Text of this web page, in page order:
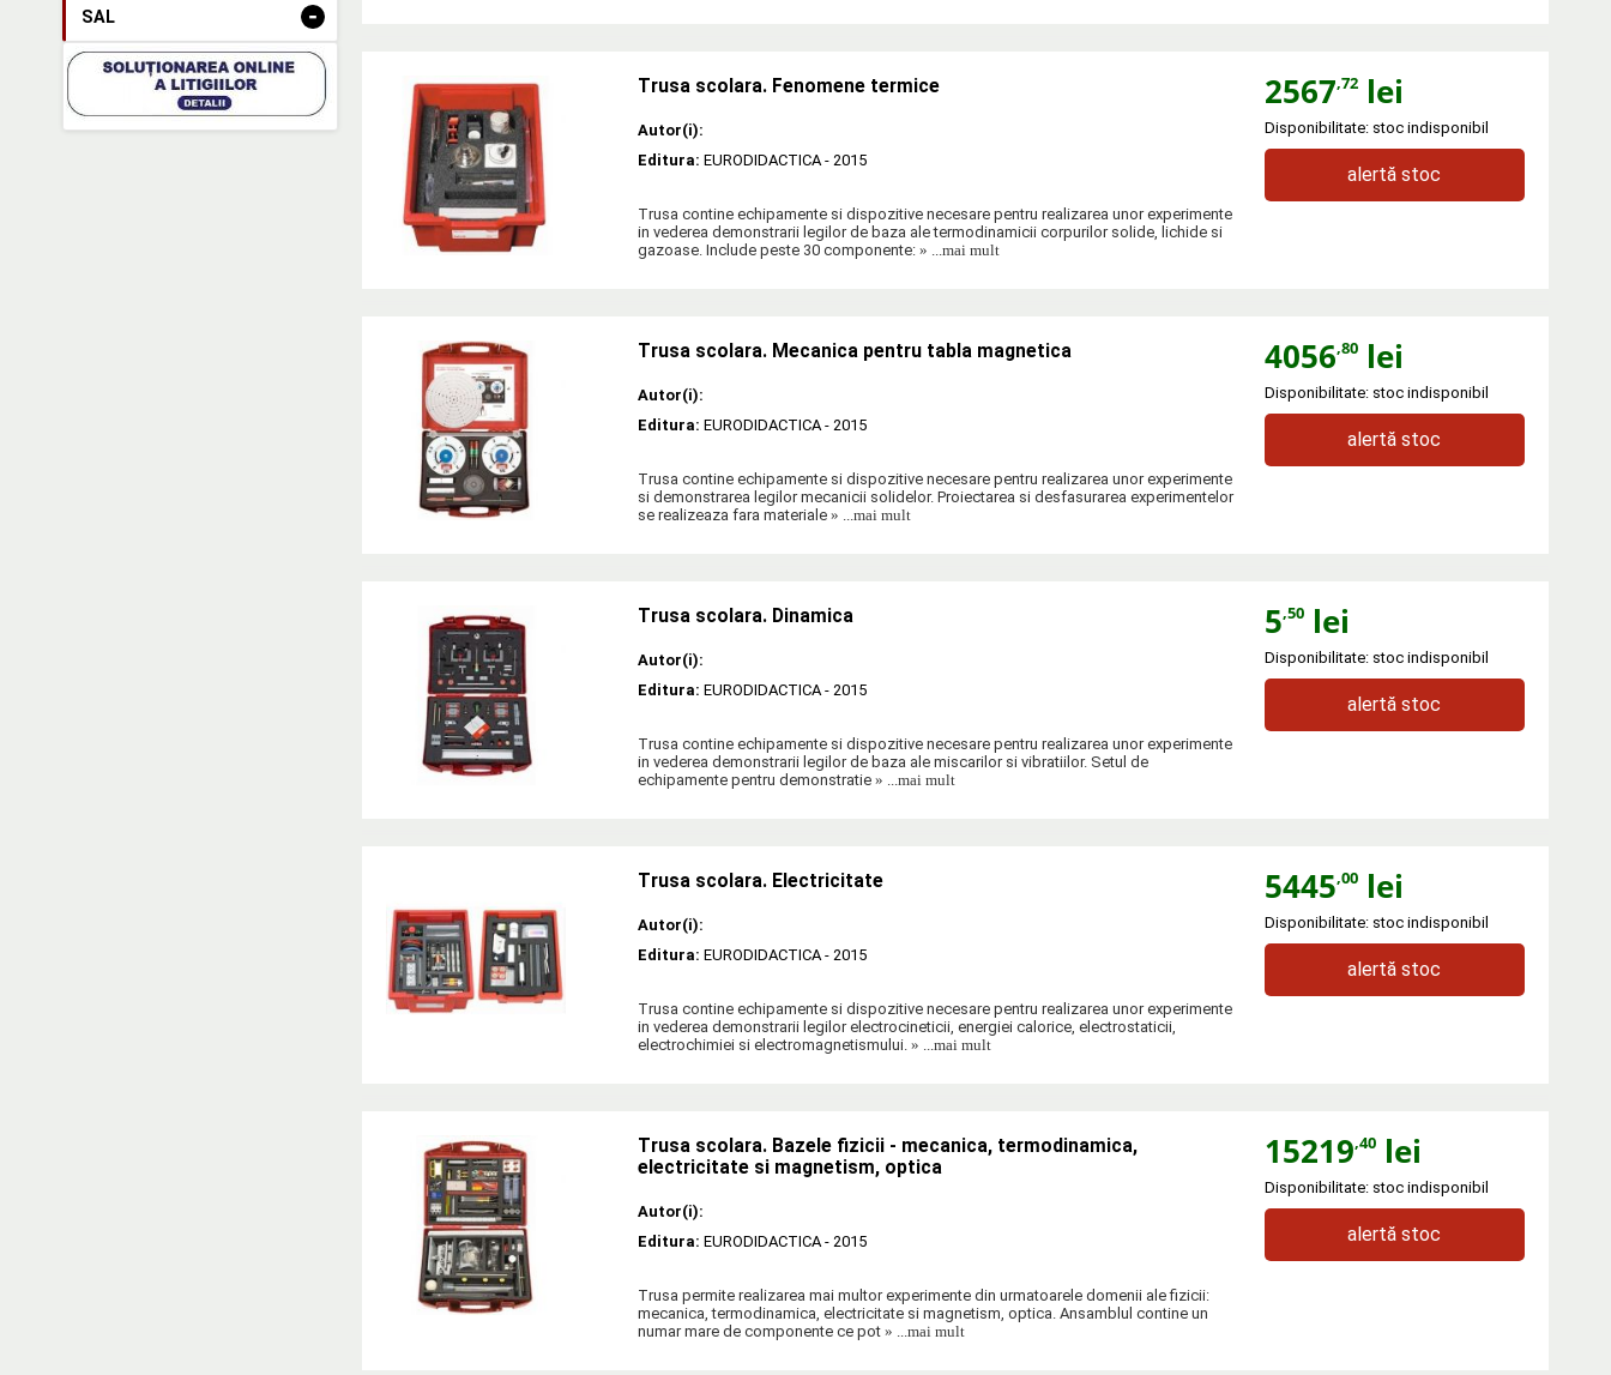
SAL -
Trusa scolara. Fenomene termice
Autor(i):
Editura: EURODIDACTICA- 2015
Trusa contine echipamente si dispozitive necesare pentru realizarea unor experimente
in vederea demonstrarii legilor de baza ale termodinamicii corpurilor solide, lichide si
gazoase. Include peste 30 componente: » ...mai mult
2567,72lei
Disponibilitate: stoc indisponibil
alertă stoc
Trusa scolara. Mecanica pentru tabla magnetica
Autor(i):
Editura: EURODIDACTICA- 2015
Trusa contine echipamente si dispozitive necesare pentru realizarea unor experimente
si demonstrarea legilor mecanicii solidelor. Proiectarea si desfasurarea experimentelor
se realizeaza fara materiale » ...mai mult
4056,80lei
Disponibilitate: stoc indisponibil
alertă stoc
Trusa scolara. Dinamica
Autor(i):
Editura: EURODIDACTICA- 2015
Trusa contine echipamente si dispozitive necesare pentru realizarea unor experimente
in vederea demonstrarii legilor de baza ale miscarilor si vibratiilor. Setul de
echipamente pentru demonstratie » ...mai mult
5,50lei
Disponibilitate: stoc indisponibil
alertă stoc
Trusa scolara. Electricitate
Autor(i):
Editura: EURODIDACTICA- 2015
Trusa contine echipamente si dispozitive necesare pentru realizarea unor experimente
in vederea demonstrarii legilor electrocineticii, energiei calorice, electrostaticii,
electrochimiei si electromagnetismului. » ...mai mult
5445,00lei
Disponibilitate: stoc indisponibil
alertă stoc
Trusa scolara. Bazele fizicii - mecanica, termodinamica,
electricitate si magnetism, optica
Autor(i):
Editura: EURODIDACTICA- 2015
Trusa permite realizarea mai multor experimente din urmatoarele domenii ale fizicii:
mecanica, termodinamica, electricitate si magnetism, optica. Ansamblul contine un
numar mare de componente ce pot » ...mai mult
15219,40lei
Disponibilitate: stoc indisponibil
alertă stoc